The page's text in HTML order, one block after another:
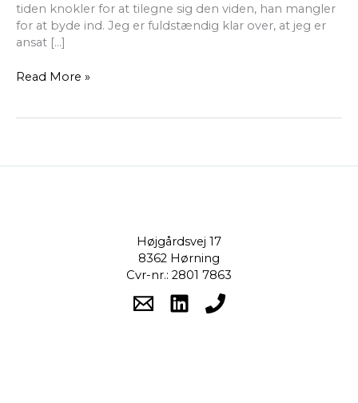
tiden knokler for at tilegne sig den viden, han mangler
for at byde ind. Jeg er fuldstændig klar over, at jeg er
ansat […]
Read More »
Højgårdsvej 17
8362 Hørning
Cvr-nr.: 2801 7863